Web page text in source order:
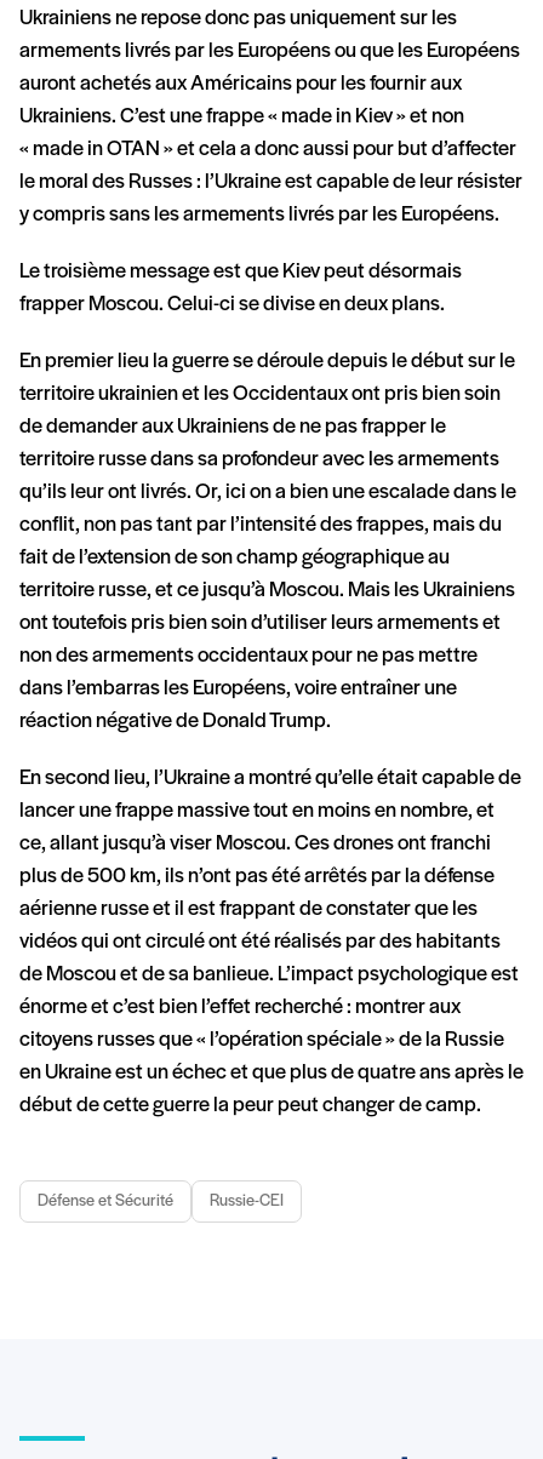
Ukrainiens ne repose donc pas uniquement sur les
armements livrés par les Européens ou que les Européens
auront achetés aux Américains pour les fournir aux
Ukrainiens. C’est une frappe « made in Kiev » et non
« made in OTAN » et cela a donc aussi pour but d’affecter
le moral des Russes : l’Ukraine est capable de leur résister
y compris sans les armements livrés par les Européens.
Le troisième message est que Kiev peut désormais
frapper Moscou. Celui-ci se divise en deux plans.
En premier lieu la guerre se déroule depuis le début sur le
territoire ukrainien et les Occidentaux ont pris bien soin
de demander aux Ukrainiens de ne pas frapper le
territoire russe dans sa profondeur avec les armements
qu’ils leur ont livrés. Or, ici on a bien une escalade dans le
conflit, non pas tant par l’intensité des frappes, mais du
fait de l’extension de son champ géographique au
territoire russe, et ce jusqu’à Moscou. Mais les Ukrainiens
ont toutefois pris bien soin d’utiliser leurs armements et
non des armements occidentaux pour ne pas mettre
dans l’embarras les Européens, voire entraîner une
réaction négative de Donald Trump.
En second lieu, l’Ukraine a montré qu’elle était capable de
lancer une frappe massive tout en moins en nombre, et
ce, allant jusqu’à viser Moscou. Ces drones ont franchi
plus de 500 km, ils n’ont pas été arrêtés par la défense
aérienne russe et il est frappant de constater que les
vidéos qui ont circulé ont été réalisés par des habitants
de Moscou et de sa banlieue. L’impact psychologique est
énorme et c’est bien l’effet recherché : montrer aux
citoyens russes que « l’opération spéciale » de la Russie
en Ukraine est un échec et que plus de quatre ans après le
début de cette guerre la peur peut changer de camp.
Défense et Sécurité Russie-CEI